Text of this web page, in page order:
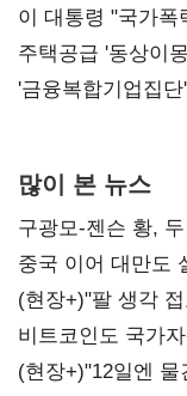
총선 지휘 못해"
이 대통령 "국가
진실 밝혀야"
주택공급 '동상이
'금융복합기업집
많이 본 뉴스
구광모-젠슨 황,
중국 이어 대만도
(현장+)"팔 생각
20억 키맞추기
비트코인도 국가
숙제
(현장+)"12일엔